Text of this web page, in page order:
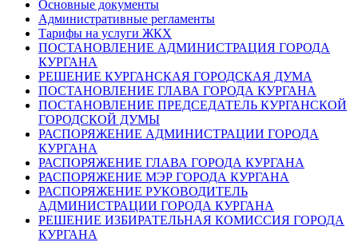
Основные документы
Административные регламенты
Тарифы на услуги ЖКХ
ПОСТАНОВЛЕНИЕ АДМИНИСТРАЦИЯ ГОРОДА
КУРГАНА
РЕШЕНИЕ КУРГАНСКАЯ ГОРОДСКАЯ ДУМА
ПОСТАНОВЛЕНИЕ ГЛАВА ГОРОДА КУРГАНА
ПОСТАНОВЛЕНИЕ ПРЕДСЕДАТЕЛЬ КУРГАНСКОЙ
ГОРОДСКОЙ ДУМЫ
РАСПОРЯЖЕНИЕ АДМИНИСТРАЦИИ ГОРОДА
КУРГАНА
РАСПОРЯЖЕНИЕ ГЛАВА ГОРОДА КУРГАНА
РАСПОРЯЖЕНИЕ МЭР ГОРОДА КУРГАНА
РАСПОРЯЖЕНИЕ РУКОВОДИТЕЛЬ
АДМИНИСТРАЦИИ ГОРОДА КУРГАНА
РЕШЕНИЕ ИЗБИРАТЕЛЬНАЯ КОМИССИЯ ГОРОДА
КУРГАНА